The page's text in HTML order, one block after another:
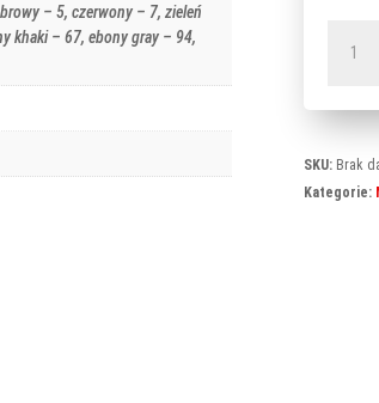
– 5, czerwony – 7, zieleń
khaki – 67, ebony gray – 94,
Horizon
SKU: Brak
Kategorie: